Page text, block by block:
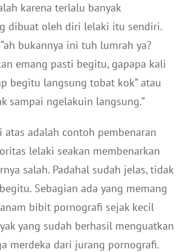
karena terlalu banyak
dibuat oleh diri lelaki itu sendiri.
bukannya ini tuh lumrah ya?
emang pasti begitu, gapapa kali
begitu langsung tobat kok” atau
sampai ngelakuin langsung.”
adalah contoh pembenaran
lelaki seakan membenarkan
salah. Padahal sudah jelas, tidak
Sebagian ada yang memang
bibit pornografi sejak kecil
yang sudah berhasil menguatkan
merdeka dari jurang pornografi.